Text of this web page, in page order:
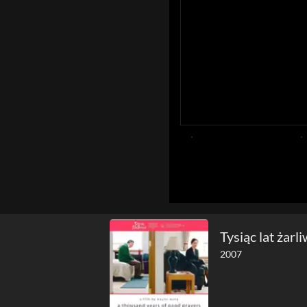
Tysiąc lat
2007